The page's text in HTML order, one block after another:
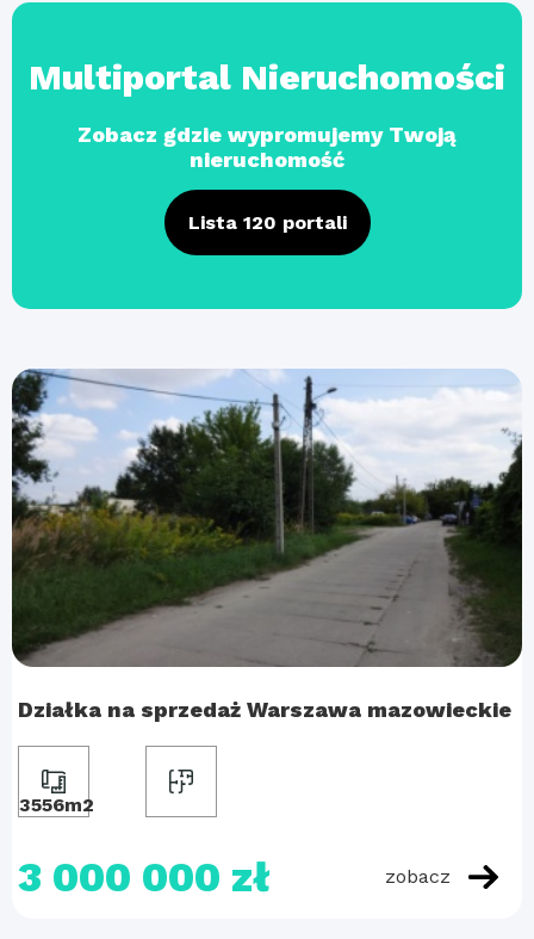
Multiportal Nieruchomości
Zobacz gdzie wypromujemy Twoją
nieruchomość
Lista 120 portali
Działka na sprzedaż Warszawa mazowieckie
3556m2
3 000 000 zł zobacz